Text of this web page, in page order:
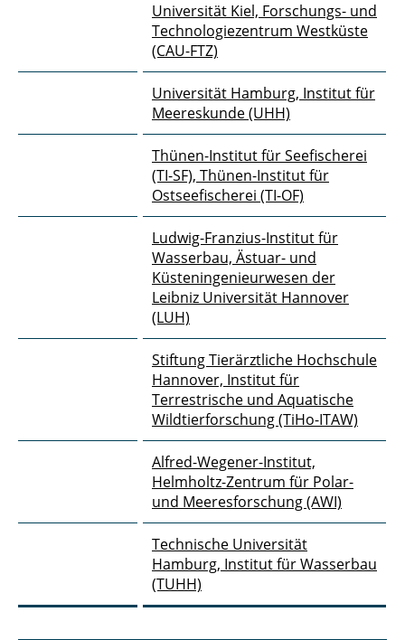
MUSCHEL
NumSiLaSu
Reallabor 70 GW Offshore Wind
ReFresh
Sandküste St. Peter-Ording
Universität Kiel, Forschungs- und
Technologiezentrum Westküste
(CAU-FTZ)
Universität Hamburg, Institut für
Meereskunde (UHH)
Thünen-Institut für Seefischerei
(TI-SF), Thünen-Institut für
Ostseefischerei (TI-OF)
Ludwig-Franzius-Institut für
Wasserbau, Ästuar- und
Küsteningenieurwesen der
Leibniz Universität Hannover
(LUH)
Stiftung Tierärztliche Hochschule
Hannover, Institut für
Terrestrische und Aquatische
Wildtierforschung (TiHo-ITAW)
Alfred-Wegener-Institut,
Helmholtz-Zentrum für Polar-
und Meeresforschung (AWI)
Technische Universität
Hamburg, Institut für Wasserbau
(TUHH)